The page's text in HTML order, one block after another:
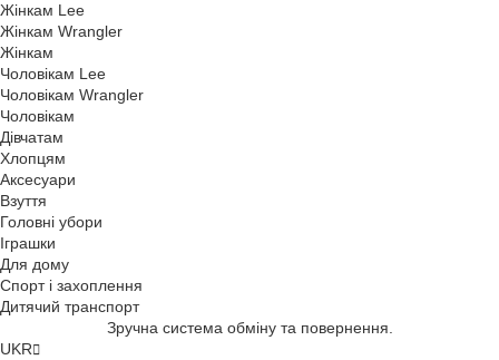
Жінкам Lee
Жінкам Wrangler
Жінкам
Чоловікам Lee
Чоловікам Wrangler
Чоловікам
Дівчатам
Хлопцям
Аксесуари
Взуття
Головні убори
Іграшки
Для дому
Спорт і захоплення
Дитячий транспорт
Зручна система обміну та повернення.
UKR